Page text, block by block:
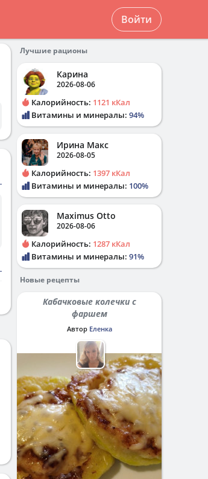
Войти
Лучшие рационы
Карина
2026-08-06
Калорийность: 1121 кКал
Витамины и минералы: 94%
Ирина Макс
2026-08-05
Калорийность: 1397 кКал
Витамины и минералы: 100%
Maximus Otto
2026-08-06
Калорийность: 1287 кКал
Витамины и минералы: 91%
Новые рецепты
Кабачковые колечки с
фаршем
Автор Еленка